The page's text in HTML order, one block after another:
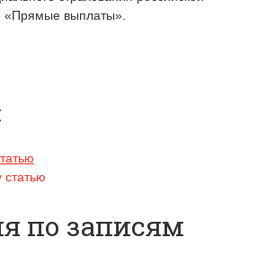
«Прямые выплаты».
статью
по записям